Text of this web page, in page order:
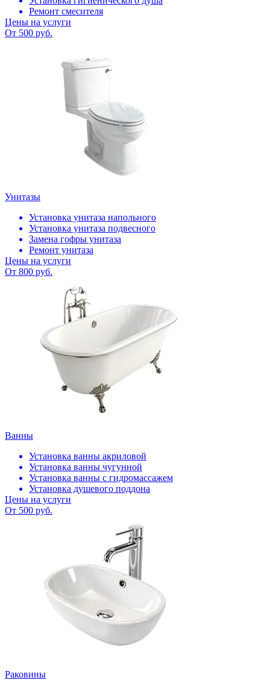
Ремонт смесителя
Цены на услуги
От 500 руб.
Унитазы
Установка унитаза напольного
Установка унитаза подвесного
Замена гофры унитаза
Ремонт унитаза
Цены на услуги
От 800 руб.
Ванны
Установка ванны акриловой
Установка ванны чугунной
Установка ванны с гидромассажем
Установка душевого поддона
Цены на услуги
От 500 руб.
Раковины